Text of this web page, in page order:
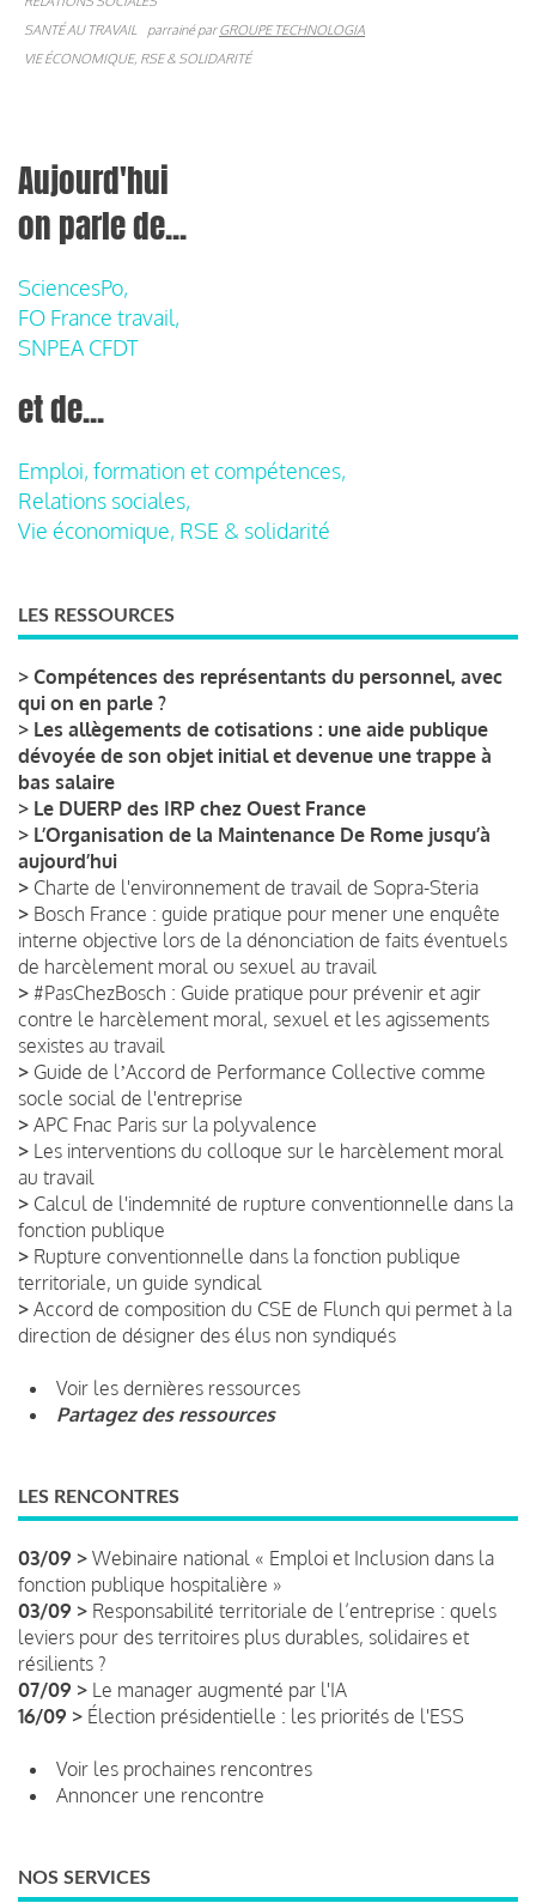
SANTÉ AU TRAVAIL
parrainé parGROUPE TECHNOLOGIA
VIE ÉCONOMIQUE, RSE & SOLIDARITÉ
Aujourd'hui
on parle de...
SciencesPo,
FO France travail,
SNPEA CFDT
et de...
Emploi, formation et compétences,
Relations sociales,
Vie économique, RSE & solidarité
LES RESSOURCES
> Compétences des représentants du personnel, avec
qui on en parle ?
> Les allègements de cotisations : une aide publique
dévoyée de son objet initial et devenue une trappe à
bas salaire
> Le DUERP des IRP chez Ouest France
> L’Organisation de la Maintenance De Rome jusqu’à
aujourd’hui
> Charte de l'environnement de travail de Sopra-Steria
> Bosch France : guide pratique pour mener une enquête
interne objective lors de la dénonciation de faits éventuels
de harcèlement moral ou sexuel au travail
> #PasChezBosch : Guide pratique pour prévenir et agir
contre le harcèlement moral, sexuel et les agissements
sexistes au travail
> Guide de lʼAccord de Performance Collective comme
socle social de l'entreprise
> APC Fnac Paris sur la polyvalence
> Les interventions du colloque sur le harcèlement moral
au travail
> Calcul de l'indemnité de rupture conventionnelle dans la
fonction publique
> Rupture conventionnelle dans la fonction publique
territoriale, un guide syndical
> Accord de composition du CSE de Flunch qui permet à la
direction de désigner des élus non syndiqués
Voir les dernières ressources
Partagez des ressources
LES RENCONTRES
03/09 > Webinaire national « Emploi et Inclusion dans la
fonction publique hospitalière »
03/09 > Responsabilité territoriale de l’entreprise : quels
leviers pour des territoires plus durables, solidaires et
résilients ?
07/09 > Le manager augmenté par l'IA
16/09 > Élection présidentielle : les priorités de l'ESS
Voir les prochaines rencontres
Annoncer une rencontre
NOS SERVICES